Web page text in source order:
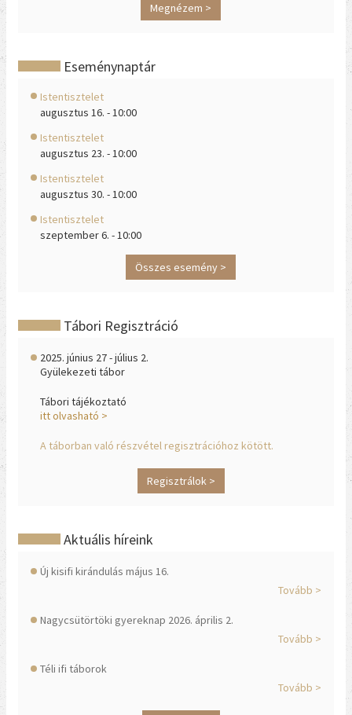
Megnézem >
Eseménynaptár
Istentisztelet
augusztus 16. - 10:00
Istentisztelet
augusztus 23. - 10:00
Istentisztelet
augusztus 30. - 10:00
Istentisztelet
szeptember 6. - 10:00
Összes esemény >
Tábori Regisztráció
2025. június 27 - július 2.
Gyülekezeti tábor
Tábori tájékoztató
itt olvasható >
A táborban való részvétel regisztrációhoz kötött.
Regisztrálok >
Aktuális híreink
Új kisifi kirándulás május 16.
Tovább >
Nagycsütörtöki gyereknap 2026. április 2.
Tovább >
Téli ifi táborok
Tovább >